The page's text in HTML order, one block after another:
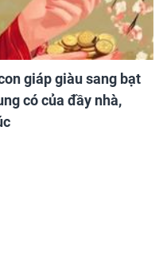
giáp giàu sang bạt
có của đầy nhà,